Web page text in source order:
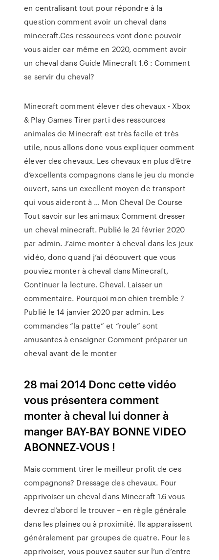
en centralisant tout pour répondre à la
question comment avoir un cheval dans
minecraft.Ces ressources vont donc pouvoir
vous aider car même en 2020, comment avoir
un cheval dans Guide Minecraft 1.6 : Comment
se servir du cheval?
Minecraft comment élever des chevaux - Xbox
& Play Games Tirer parti des ressources
animales de Minecraft est très facile et très
utile, nous allons donc vous expliquer comment
élever des chevaux. Les chevaux en plus d’être
d’excellents compagnons dans le jeu du monde
ouvert, sans un excellent moyen de transport
qui vous aideront à … Mon Cheval De Course
Tout savoir sur les animaux Comment dresser
un cheval minecraft. Publié le 24 février 2020
par admin. J’aime monter à cheval dans les jeux
vidéo, donc quand j’ai découvert que vous
pouviez monter à cheval dans Minecraft,
Continuer la lecture. Cheval. Laisser un
commentaire. Pourquoi mon chien tremble ?
Publié le 14 janvier 2020 par admin. Les
commandes “la patte” et “roule” sont
amusantes à enseigner Comment préparer un
cheval avant de le monter
28 mai 2014 Donc cette vidéo
vous présentera comment
monter à cheval lui donner à
manger BAY-BAY BONNE VIDEO
ABONNEZ-VOUS !
Mais comment tirer le meilleur profit de ces
compagnons? Dressage des chevaux. Pour
apprivoiser un cheval dans Minecraft 1.6 vous
devrez d’abord le trouver – en règle générale
dans les plaines ou à proximité. Ils apparaissent
généralement par groupes de quatre. Pour les
apprivoiser, vous pouvez sauter sur l’un d’entre